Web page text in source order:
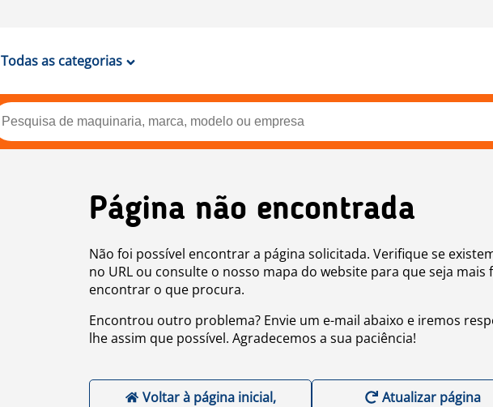
Todas as categorias
Página não encontrada
Não foi possível encontrar a página solicitada. Verifique se
no URL ou consulte o nosso mapa do website para que seja mais
encontrar o que procura.
Encontrou outro problema? Envie um e-mail abaixo e iremos
lhe assim que possível. Agradecemos a sua paciência!
Voltar à página inicial, Atualizar página